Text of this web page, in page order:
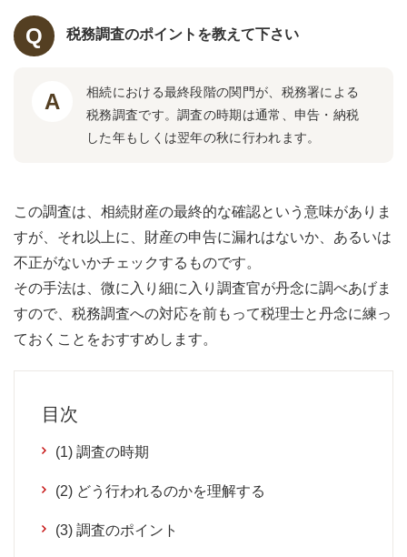
税務調査のポイントを教えて下さい
相続における最終段階の関門が、税務署による
税務調査です。調査の時期は通常、申告・納税
した年もしくは翌年の秋に行われます。
この調査は、相続財産の最終的な確認という意味がありま
すが、それ以上に、財産の申告に漏れはないか、あるいは
不正がないかチェックするものです。
その手法は、微に入り細に入り調査官が丹念に調べあげま
すので、税務調査への対応を前もって税理士と丹念に練っ
ておくことをおすすめします。
目次
(1) 調査の時期
(2) どう行われるのかを理解する
(3) 調査のポイント